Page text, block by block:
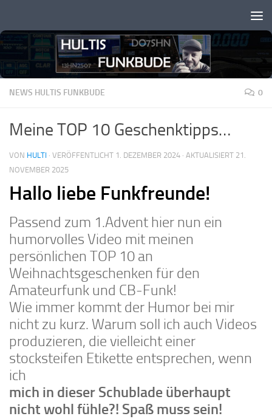
NEWS HULTIS FUNKBUDE 0
Meine TOP 10 Geschenktipps…
VON HULTI · VERÖFFENTLICHT 1. DEZEMBER 2024 · AKTUALISIERT 21.
NOVEMBER 2025
Hallo liebe Funkfreunde!
Passend zum 1.Advent hier nun ein
humorvolles Video mit meinen
persönlichen TOP 10 an
Weihnachtsgeschenken für den
Amateurfunk und CB-Funk!
Wie immer kommt der Humor bei mir
nicht zu kurz. Warum soll ich auch Videos
produzieren, die vielleicht einer
stocksteifen Etikette entsprechen, wenn
ich
mich in dieser Schublade überhaupt
nicht wohl fühle?! Spaß muss sein!